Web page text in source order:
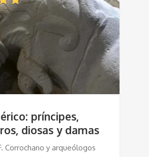
príncipes,
diosas y damas
Corrochano y arqueólogos